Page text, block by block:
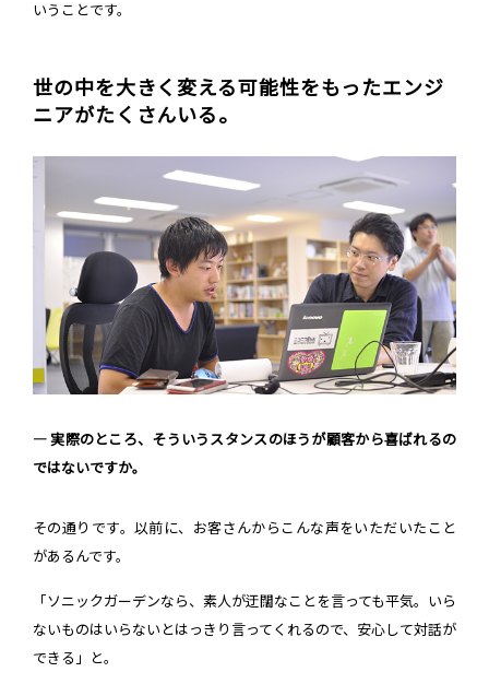
いうことです。
世の中を大きく変える可能性をもったエンジ
ニアがたくさんいる。
― 実際のところ、そういうスタンスのほうが顧客から喜ばれるの
ではないですか。
その通りです。以前に、お客さんからこんな声をいただいたこと
があるんです。
「ソニックガーデンなら、素人が迂闊なことを言っても平気。いら
ないものはいらないとはっきり言ってくれるので、安心して対話が
できる」と。